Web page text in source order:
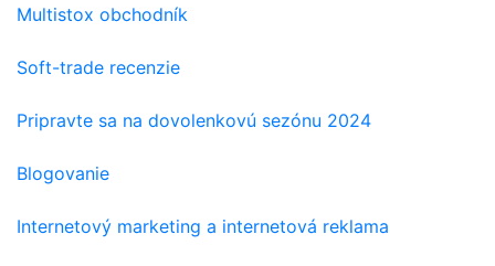
Multistox obchodník
Soft-trade recenzie
Pripravte sa na dovolenkovú sezónu 2024
Blogovanie
Internetový marketing a internetová reklama